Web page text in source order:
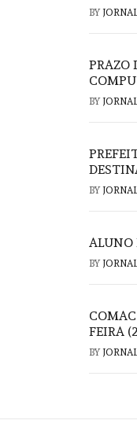
BY
PRAZO
BY
BY
ALUNO
BY
FEIRA
BY